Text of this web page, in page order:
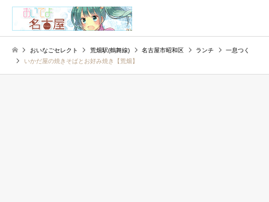
おいなごセレクト 荒畑駅(鶴舞線) 名古屋市昭和区 ランチ
一息つく
いかだ屋の焼きそばとお好み焼き【荒畑】